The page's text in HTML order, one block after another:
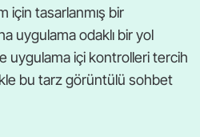
için tasarlanmış bir
uygulama odaklı bir yol
uygulama içi kontrolleri tercih
bu tarz görüntülü sohbet